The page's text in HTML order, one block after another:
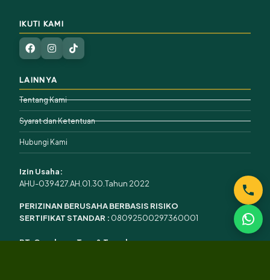
IKUTI KAMI
LAINNYA
Tentang Kami
Syarat dan Ketentuan
Hubungi Kami
Izin Usaha:
AHU-039427.AH.01.30.Tahun 2022
PERIZINAN BERUSAHA BERBASIS RISIKO
SERTIFIKAT STANDAR : 08092500297360001
PT. Gondrong Tour & Travel